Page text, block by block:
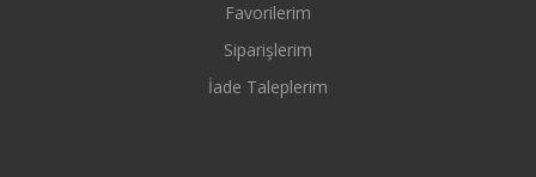
Favorilerim
Siparişlerim
İade Taleplerim